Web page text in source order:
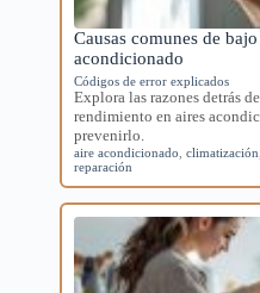
Causas comunes de
acondicionado
Códigos de error explicados
Explora las razones detrás
rendimiento en aires
prevenirlo.
aire acondicionado ,climatización
reparación